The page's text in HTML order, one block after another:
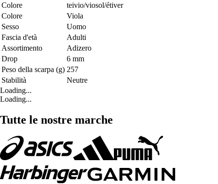
Colore
teivio/viosol/étiver
Colore
Viola
Sesso
Uomo
Fascia d'età
Adulti
Assortimento
Adizero
Drop
6 mm
Peso della scarpa (g) 257
Stabilità
Neutre
Loading...
Loading...
Tutte le nostre marche